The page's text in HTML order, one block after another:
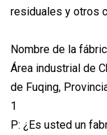
residuales y otros
Nombre de la
Área industrial de
de Fuqing,
1
P: ¿Es usted un